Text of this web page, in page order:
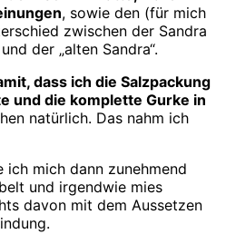
, sowie den (für mich
zwischen der Sandra
der „alten Sandra“.
dass ich die Salzpackung
und die komplette Gurke in
natürlich. Das nahm ich
ich mich dann zunehmend
und irgendwie mies
davon mit dem Aussetzen